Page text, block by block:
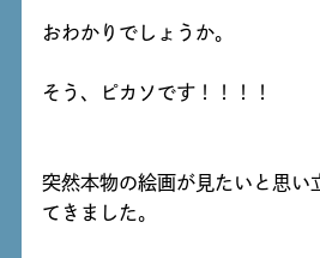
おわかりでしょうか。
そう、ピカソです！！！！
突然本物の絵画が見たいと思い
てきました。